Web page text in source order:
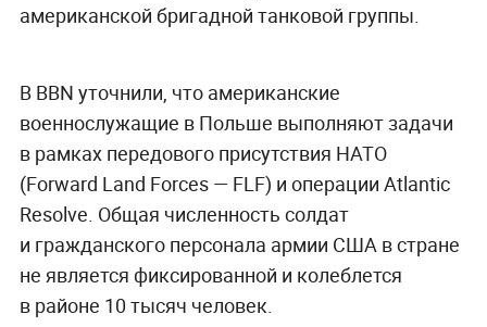
американской бригадной танковой группы.
В BBN уточнили, что американские
военнослужащие в Польше выполняют задачи
в рамках передового присутствия НАТО
(Forward Land Forces — FLF) и операции Atlantic
Resolve. Общая численность солдат
и гражданского персонала армии США в стране
не является фиксированной и колеблется
в районе 10 тысяч человек.